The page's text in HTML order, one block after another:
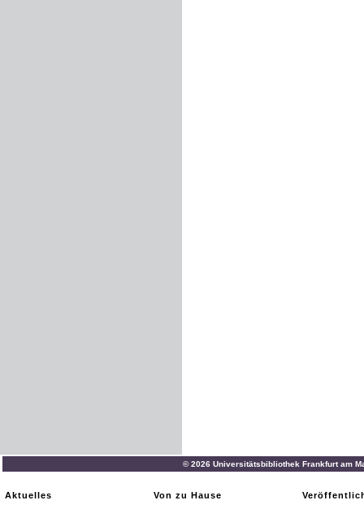
© 2026 Universitätsbibliothek Frankfurt am
Aktuelles
Von zu Hause